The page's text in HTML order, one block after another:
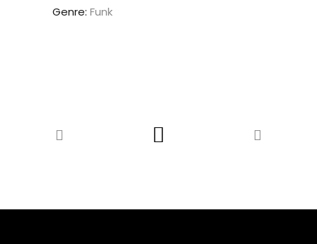
Genre: Funk